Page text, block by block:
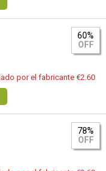
60%
OFF
por el fabricante €2.60
78%
OFF